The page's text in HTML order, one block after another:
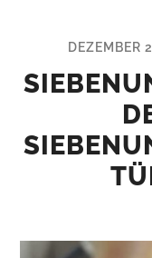
DEZEMBER